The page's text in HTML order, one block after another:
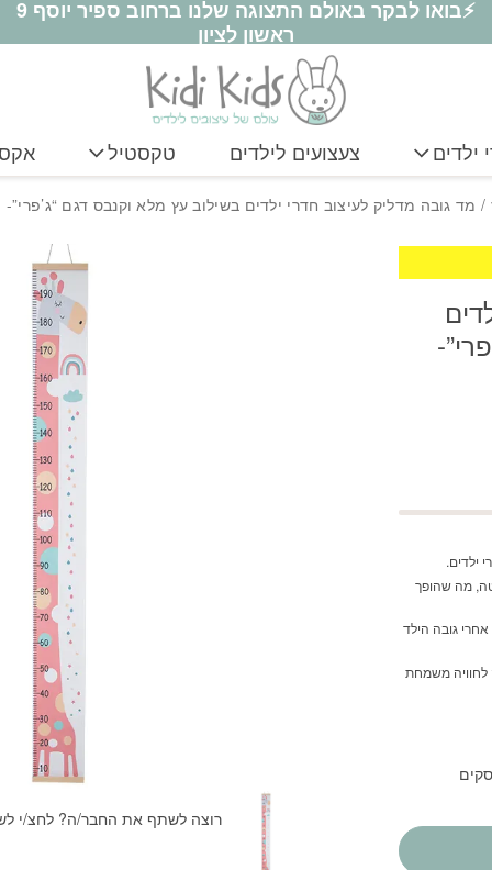
⚡בואו לבקר באולם התצוגה שלנו ברחוב ספיר יוסף 9
ראשון לציון
ילדים צעצועים לילדים טקסטיל
/ מד גובה מדליק לעיצוב חדרי ילדים בשילוב עץ מלא וקנבס דגם “ג’פרי”-
ילדים.
מה שהופך
לעקוב אחרי גובה הילד
לחוויה משמחת
דגם "ג'פרי"- ורוד
רוצה לשתף את החבר/ה? לחצ/י